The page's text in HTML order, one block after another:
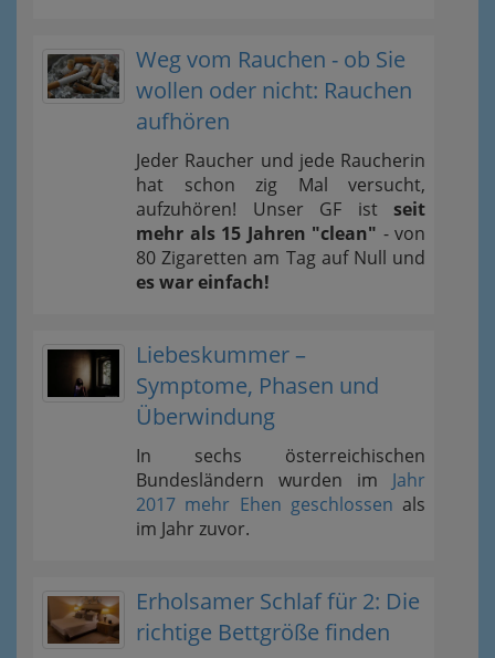
Weg vom Rauchen - ob Sie
wollen oder nicht: Rauchen
aufhören
Jeder Raucher und jede Raucherin
hat schon zig Mal versucht,
aufzuhören! Unser GF ist seit
mehr als 15 Jahren "clean" - von
80 Zigaretten am Tag auf Null und
es war einfach!
Liebeskummer –
Symptome, Phasen und
Überwindung
In sechs österreichischen
Bundesländern wurden im Jahr
2017 mehr Ehen geschlossen als
im Jahr zuvor.
Erholsamer Schlaf für 2: Die
richtige Bettgröße finden